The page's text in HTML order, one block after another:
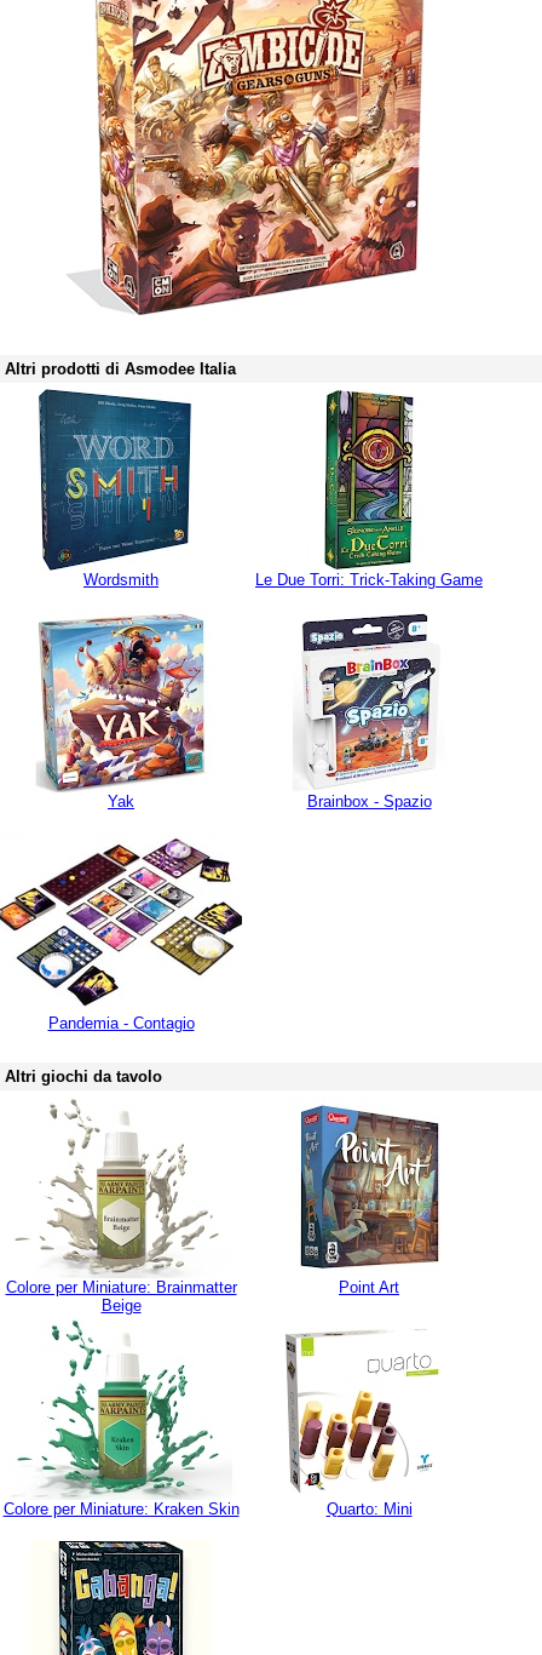
Altri prodotti di Asmodee Italia
Wordsmith Le Due Torri: Trick-Taking Game
Yak Brainbox - Spazio
Pandemia - Contagio
Altri giochi da tavolo
Colore per Miniature: Brainmatter
Beige
Point Art
Colore per Miniature: Kraken Skin Quarto: Mini